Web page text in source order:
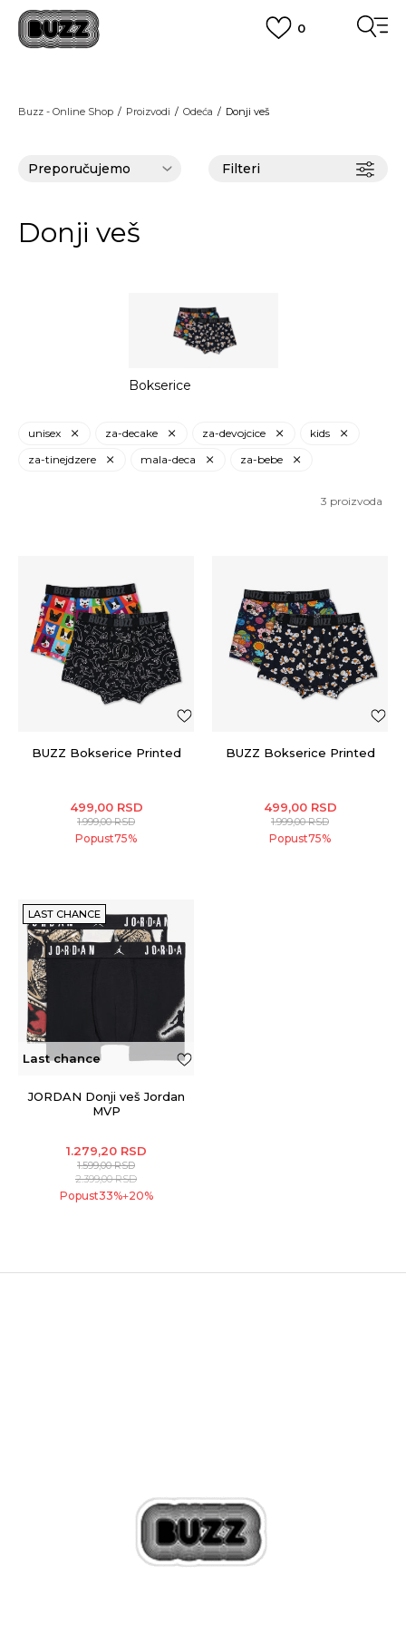
0
POGLEDAJ VIŠE
Buzz - Online Shop Proizvodi Odeća Donji veš
Filteri
Donji veš
Bokserice
unisex za-decake za-devojcice
kids
za-tinejdzere
mala-deca za-bebe
3 proizvoda
BUZZ Bokserice Printed
499,00 RSD
1.999,00RSD
Popust75%
BUZZ Bokserice Printed
499,00 RSD
1.999,00RSD
Popust75%
LAST CHANCE
Last chance
JORDAN Donji veš Jordan
MVP
1.279,20 RSD
1.599,00RSD
2.399,00RSD
Popust33%+20%